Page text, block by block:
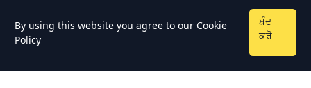
By using this website you agree to our Cookie
Policy
ਬੰਦ
ਕਰੋ